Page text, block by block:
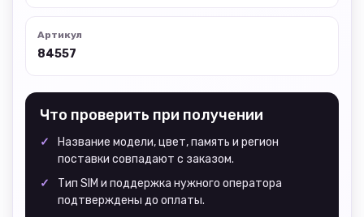
Артикул
84557
Что проверить при получении
Название модели, цвет, память и регион
поставки совпадают с заказом.
Тип SIM и поддержка нужного оператора
подтверждены до оплаты.